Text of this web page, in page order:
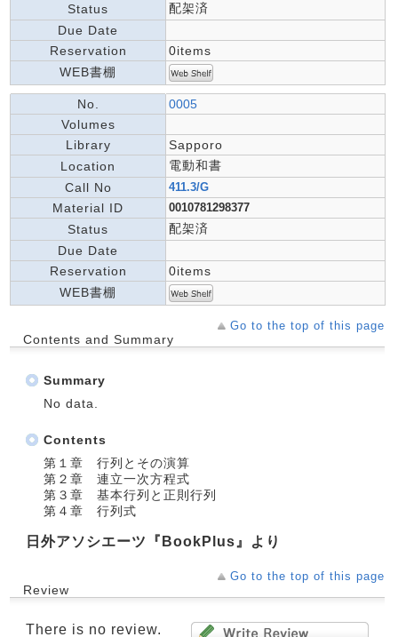
Status
配架済
Due Date
Reservation
0items
WEB書棚
No.
0005
Volumes
Library
Sapporo
Location
電動和書
Call No
411.3/G
Material ID 0010781298377
Status
配架済
Due Date
Reservation
0items
WEB書棚
Go to the top of this page
Contents and Summary
Summary
No data.
Contents
第１章 行列とその演算
第２章 連立一次方程式
第３章 基本行列と正則行列
第４章 行列式
日外アソシエーツ『BookPlus』より
Go to the top of this page
Review
There is no review.